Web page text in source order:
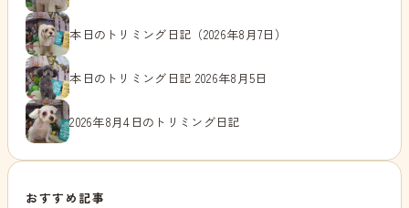
本日のトリミング日記（2026年8月7日）
本日のトリミング日記 2026年8月5日
2026年8月4日のトリミング日記
おすすめ記事